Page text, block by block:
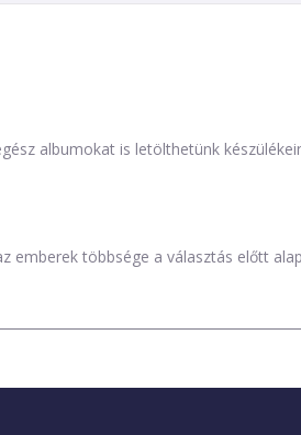
albumokat is letölthetünk
emberek többsége a választás előtt